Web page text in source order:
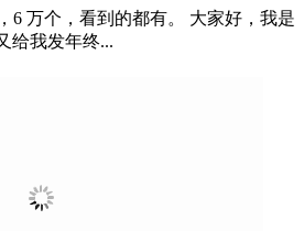
6 万个，看到的都有。 大家好，我是
给我发年终...